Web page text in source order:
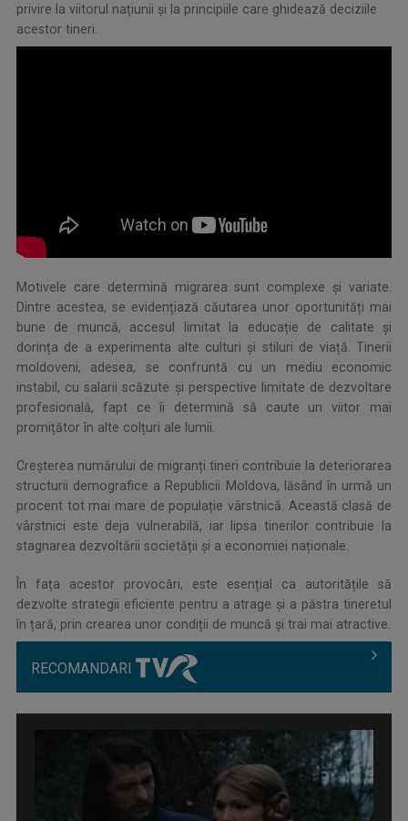
privire la viitorul națiunii și la principiile care ghidează deciziile
acestor tineri.
Motivele care determină migrarea sunt complexe și variate.
Dintre acestea, se evidențiază căutarea unor oportunități mai
bune de muncă, accesul limitat la educație de calitate și
dorința de a experimenta alte culturi și stiluri de viață. Tinerii
moldoveni, adesea, se confruntă cu un mediu economic
instabil, cu salarii scăzute și perspective limitate de dezvoltare
profesională, fapt ce îi determină să caute un viitor mai
promițător în alte colțuri ale lumii.
Creșterea numărului de migranți tineri contribuie la deteriorarea
structurii demografice a Republicii Moldova, lăsând în urmă un
procent tot mai mare de populație vârstnică. Această clasă de
vârstnici este deja vulnerabilă, iar lipsa tinerilor contribuie la
stagnarea dezvoltării societății și a economiei naționale.
În fața acestor provocări, este esențial ca autoritățile să
dezvolte strategii eficiente pentru a atrage și a păstra tineretul
în țară, prin crearea unor condiții de muncă și trai mai atractive.
RECOMANDARI